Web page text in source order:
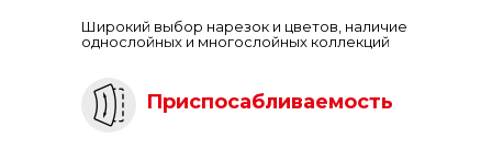
Приспосабливаемость
Широкий выбор нарезок и цветов, наличие
однослойных и многослойных коллекций